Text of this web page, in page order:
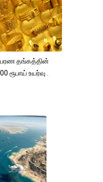
தங்கத்தின்
ரூபாய் உயர்வு .